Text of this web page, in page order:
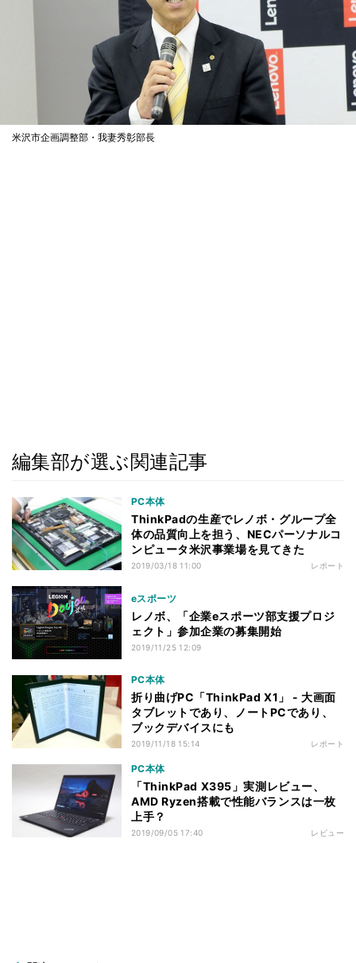
米沢市企画調整部・我妻秀彰部長
編集部が選ぶ関連記事
PC本体
ThinkPadの生産でレノボ・グループ全
体の品質向上を担う、NECパーソナルコ
ンピュータ米沢事業場を見てきた
2019/03/18 11:00 レポート
eスポーツ
レノボ、「企業eスポーツ部支援プロジ
ェクト」参加企業の募集開始
2019/11/25 12:09
PC本体
折り曲げPC「ThinkPad X1」 - 大画面
タブレットであり、ノートPCであり、
ブックデバイスにも
2019/11/18 15:14 レポート
PC本体
「ThinkPad X395」実測レビュー、
AMD Ryzen搭載で性能バランスは一枚
上手？
2019/09/05 17:40 レビュー